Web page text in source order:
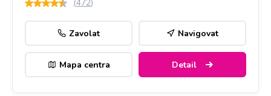
(472)
Zavolat Navigovat
Mapa centra Detail